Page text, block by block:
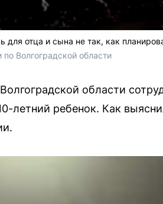
для отца и сына не так, как
Волгоградской области
области
летний ребенок. Как